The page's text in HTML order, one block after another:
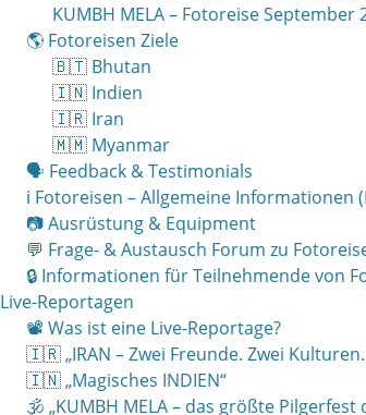
KUMBH MELA – Fotoreise
🌎 Fotoreisen Ziele
🇧🇹 Bhutan
🇮🇳 Indien
🇮🇷 Iran
🇲🇲 Myanmar
🗣 Feedback & Testimonials
ℹ️ Fotoreisen – Allgemeine Informationen
📷 Ausrüstung & Equipment
💬 Frage- & Austausch Forum zu
🔒 Informationen für Teilnehmende von
Live-Reportagen
📽 Was ist eine Live-Reportage?
🇮🇷 „IRAN – Zwei Freunde. Zwei Kulturen.
🇮🇳 „Magisches INDIEN“
🕉 „KUMBH MELA – das größte Pilgerfest